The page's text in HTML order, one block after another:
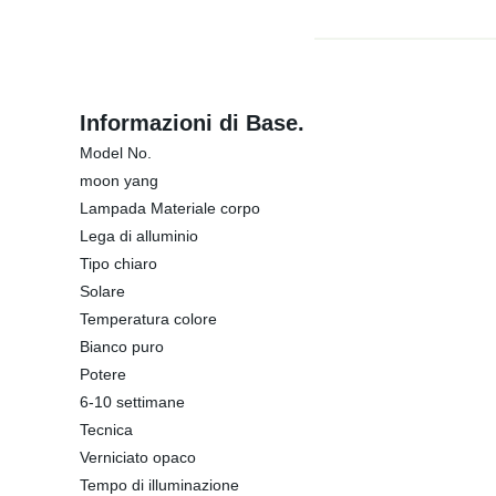
Informazioni di Base.
Model No.
moon yang
Lampada Materiale corpo
Lega di alluminio
Tipo chiaro
Solare
Temperatura colore
Bianco puro
Potere
6-10 settimane
Tecnica
Verniciato opaco
Tempo di illuminazione